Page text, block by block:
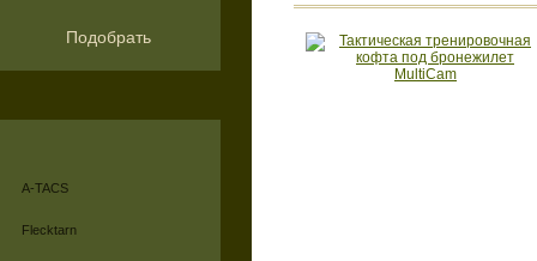
Подобрать
A-TACS
Flecktarn